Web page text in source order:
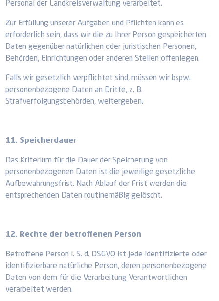
Personal der Landkreisverwaltung verarbeitet.
Zur Erfüllung unserer Aufgaben und Pflichten kann es
erforderlich sein, dass wir die zu Ihrer Person gespeicherten
Daten gegenüber natürlichen oder juristischen Personen,
Behörden, Einrichtungen oder anderen Stellen offenlegen.
Falls wir gesetzlich verpflichtet sind, müssen wir bspw.
personenbezogene Daten an Dritte, z. B.
Strafverfolgungsbehörden, weitergeben.
11. Speicherdauer
Das Kriterium für die Dauer der Speicherung von
personenbezogenen Daten ist die jeweilige gesetzliche
Aufbewahrungsfrist. Nach Ablauf der Frist werden die
entsprechenden Daten routinemäßig gelöscht.
12. Rechte der betroffenen Person
Betroffene Person i. S. d. DSGVO ist jede identifizierte oder
identifizierbare natürliche Person, deren personenbezogene
Daten von dem für die Verarbeitung Verantwortlichen
verarbeitet werden.